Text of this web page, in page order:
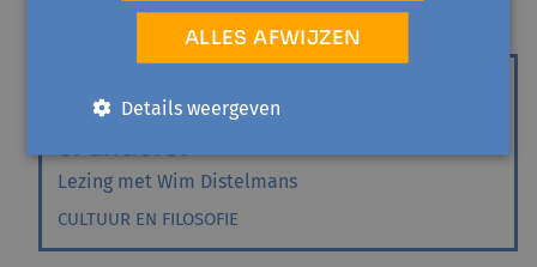
25 jaar euthanasiewet: wat moet
er anders?
Lezing met Wim Distelmans
CULTUUR EN FILOSOFIE
ALLES AFWIJZEN
Details weergeven